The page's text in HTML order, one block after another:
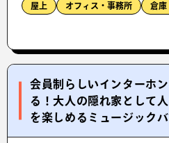
屋上 オフィス・事務所 倉庫
会員制らしいインターホ
る！大人の隠れ家として
を楽しめるミュージック